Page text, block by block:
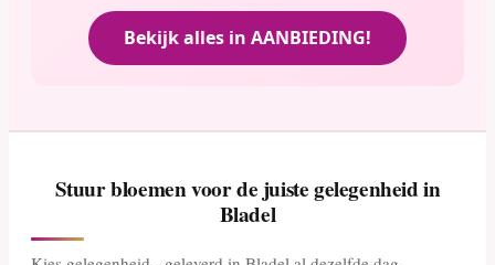
Bekijk alles in AANBIEDING!
Stuur bloemen voor de juiste gelegenheid in
Bladel